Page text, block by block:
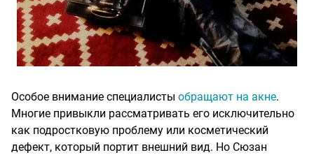
Особое внимание специалисты обращают на акне.
Многие привыкли рассматривать его исключительно
как подростковую проблему или косметический
дефект, который портит внешний вид. Но Сюзан